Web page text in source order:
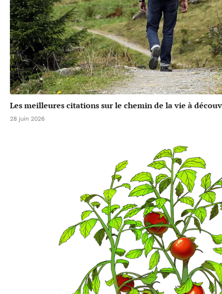
Les meilleures citations sur le chemin de la vie à
28 juin 2026